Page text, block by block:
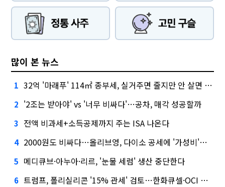
많이 본 뉴스
1 32억 '마래푸' 114㎡ 종부세, 실거주면 줄지만 안 살면 2.5배
2 '2조는 받아야' vs '너무 비싸다'…공차, 매각 성공할까
3 전액 비과세+소득공제까지 주는 ISA 나온다
4 2000원도 비싸다…올리브영, 다이소 공세에 '가성비'로 맞불
5 메디큐브·아누아·리르, '눈물 세럼' 생산 중단한다
6 트럼프, 폴리실리콘 '15% 관세' 검토…한화큐셀·OCI 영향은?